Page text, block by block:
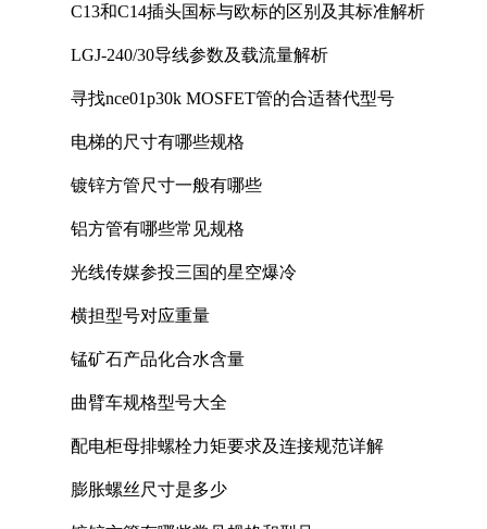
C13和C14插头国标与欧标的区别及其标准解析
LGJ-240/30导线参数及载流量解析
寻找nce01p30k MOSFET管的合适替代型号
电梯的尺寸有哪些规格
镀锌方管尺寸一般有哪些
铝方管有哪些常见规格
光线传媒参投三国的星空爆冷
横担型号对应重量
锰矿石产品化合水含量
曲臂车规格型号大全
配电柜母排螺栓力矩要求及连接规范详解
膨胀螺丝尺寸是多少